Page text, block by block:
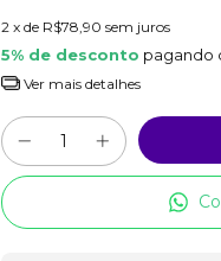
2 x de R$78,90 sem juros
5% de desconto pagando
Ver mais detalhes